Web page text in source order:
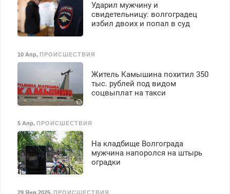
Ударил мужчину и
свидетельницу: волгоградец
избил двоих и попал в суд
10 Апр, ПРОИСШЕСТВИЯ
Житель Камышина похитил 350
тыс. рублей под видом
соцвыплат на такси
5 Апр, ПРОИСШЕСТВИЯ
На кладбище Волгограда
мужчина напоролся на штырь
оградки
29 Янв 2025, ПРОИСШЕСТВИЯ